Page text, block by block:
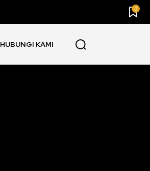
0
HUBUNGI KAMI